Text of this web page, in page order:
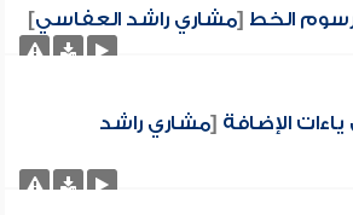
الخط [مشاري راشد العفاسي]
الإضافة [مشاري راشد